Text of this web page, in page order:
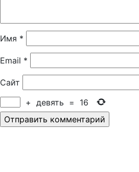
Имя *
Email *
Сайт
+ девять = 16